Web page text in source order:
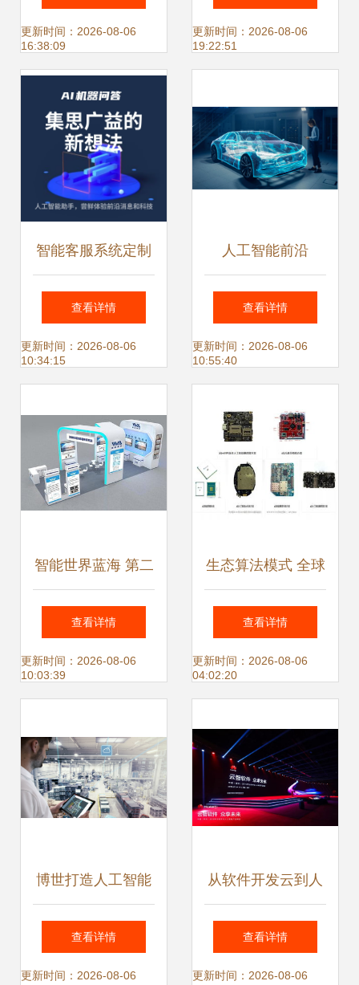
与应用软件开发的
前沿探索
更新时间：2026-08-06
16:38:09
度应用与软件开发
更新时间：2026-08-06
19:22:51
智能客服系统定制
开发 打造AI机器人
客服小程序，实现
一站式解决方案
查看详情
更新时间：2026-08-06
10:34:15
人工智能前沿
2025 年影响工程
的顶级趋势与人工
查看详情
更新时间：2026-08-06
10:55:40
智能世界蓝海 第二
届全球人工智能产
品应用博览会展望
开发
查看详情
更新时间：2026-08-06
10:03:39
生态算法模式 全球
领先人工智能应用
软件开发的核心驱
查看详情
更新时间：2026-08-06
04:02:20
博世打造人工智能
环境下的“未来工
厂” 人工智能应用
查看详情
更新时间：2026-08-06
从软件开发云到人
工智能云 数字中国
底座又添新支撑
查看详情
更新时间：2026-08-06